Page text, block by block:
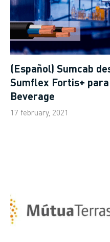
(Español) Sumcab
Sumflex Fortis+
Beverage
17 february, 2021